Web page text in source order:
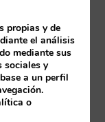
propias y de
el análisis
mediante sus
sociales y
a un perfil
o